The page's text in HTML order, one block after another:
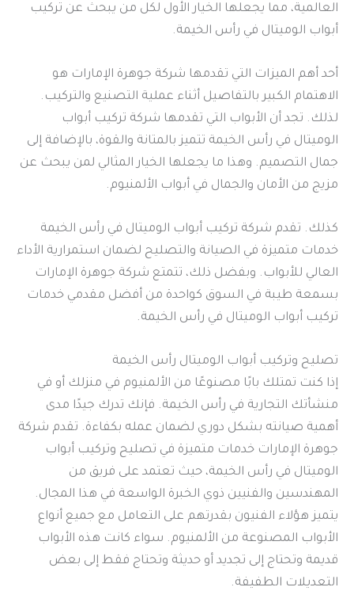
العالمية، مما يجعلها الخيار الأول لكل من يبحث عن تركيب
أبواب الوميتال في رأس الخيمة.
أحد أهم الميزات التي تقدمها شركة جوهرة الإمارات هو
الاهتمام الكبير بالتفاصيل أثناء عملية التصنيع والتركيب.
لذلك. تجد أن الأبواب التي تقدمها شركة تركيب أبواب
الوميتال في رأس الخيمة تتميز بالمتانة والقوة، بالإضافة إلى
جمال التصميم. وهذا ما يجعلها الخيار المثالي لمن يبحث عن
مزيج من الأمان والجمال في أبواب الألمنيوم.
كذلك. تقدم شركة تركيب أبواب الوميتال في رأس الخيمة
خدمات متميزة في الصيانة والتصليح لضمان استمرارية الأداء
العالي للأبواب. وبفضل ذلك، تتمتع شركة جوهرة الإمارات
بسمعة طيبة في السوق كواحدة من أفضل مقدمي خدمات
تركيب أبواب الوميتال في رأس الخيمة.
تصليح وتركيب أبواب الوميتال رأس الخيمة
إذا كنت تمتلك بابًا مصنوعًا من الألمنيوم في منزلك أو في
منشأتك التجارية في رأس الخيمة. فإنك تدرك جيدًا مدى
أهمية صيانته بشكل دوري لضمان عمله بكفاءة. تقدم شركة
جوهرة الإمارات خدمات متميزة في تصليح وتركيب أبواب
الوميتال في رأس الخيمة، حيث تعتمد على فريق من
المهندسين والفنيين ذوي الخبرة الواسعة في هذا المجال.
يتميز هؤلاء الفنيون بقدرتهم على التعامل مع جميع أنواع
الأبواب المصنوعة من الألمنيوم. سواء كانت هذه الأبواب
قديمة وتحتاج إلى تجديد أو حديثة وتحتاج فقط إلى بعض
التعديلات الطفيفة.